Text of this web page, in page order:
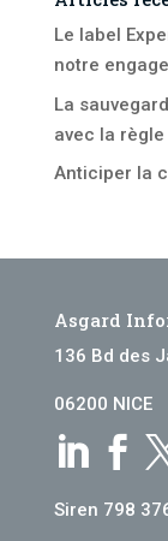
Le label
notre
La
avec la
Anticiper la
Asgard
136 Bd des
06200 NICE
 
Siren 798